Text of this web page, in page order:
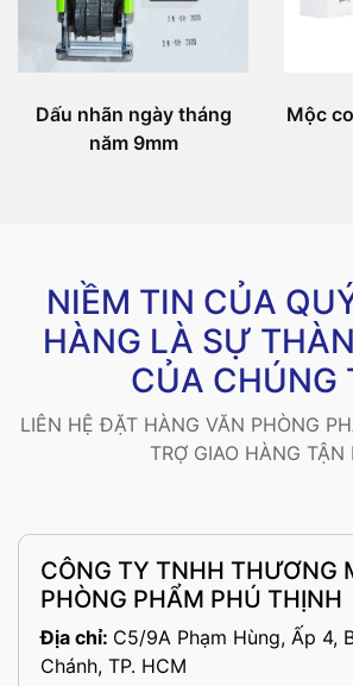
Dấu nhãn ngày tháng
năm 9mm
Mộc
NIỀM TIN CỦA
HÀNG LÀ SỰ
CỦA CHÚNG
LIÊN HỆ ĐẶT HÀNG VĂN PHÒNG
TRỢ GIAO HÀNG TẬN
CÔNG TY TNHH THƯƠNG
PHÒNG PHẨM PHÚ THỊNH
Địa chỉ: C5/9A Phạm Hùng, Ấp 4,
Chánh, TP. HCM